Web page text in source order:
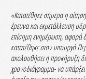
«Κατατέθηκε σήμερα η
έρευνα και εκμετάλλευση
επίσημη ενημέρωση, αφορά
κατατέθηκε στον υπουργό
ακολουθήσει η προκήρυξη
χρονοδιάγραμμα- να